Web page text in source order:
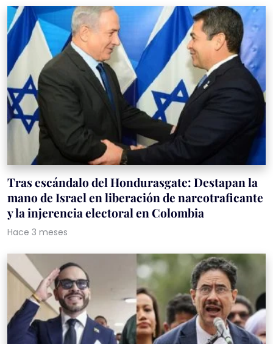
Tras escándalo del Hondurasgate: Destapan la
mano de Israel en liberación de narcotraficante
y la injerencia electoral en Colombia
Hace 3 meses